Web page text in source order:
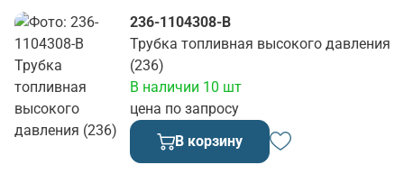
236-1104308-В
Трубка топливная высокого давления
(236)
цена по запросу
В наличии 10 шт
В корзину